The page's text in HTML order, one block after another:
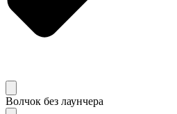
Волчок без лаунчера